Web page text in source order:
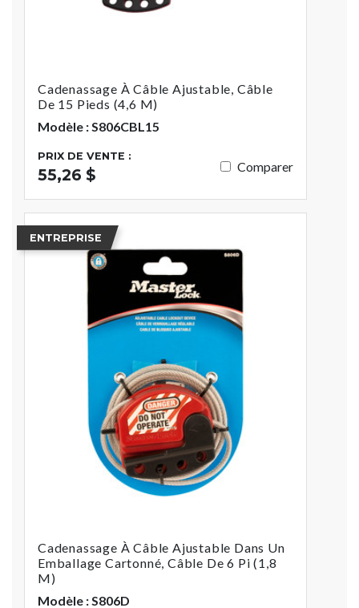
Cadenassage À Câble Ajustable, Câble
De 15 Pieds (4,6 M)
Modèle : S806CBL15
PRIX DE VENTE :
55,26 $ Comparer
ENTREPRISE
Cadenassage À Câble Ajustable Dans Un
Emballage Cartonné, Câble De 6 Pi (1,8
M)
Modèle : S806D